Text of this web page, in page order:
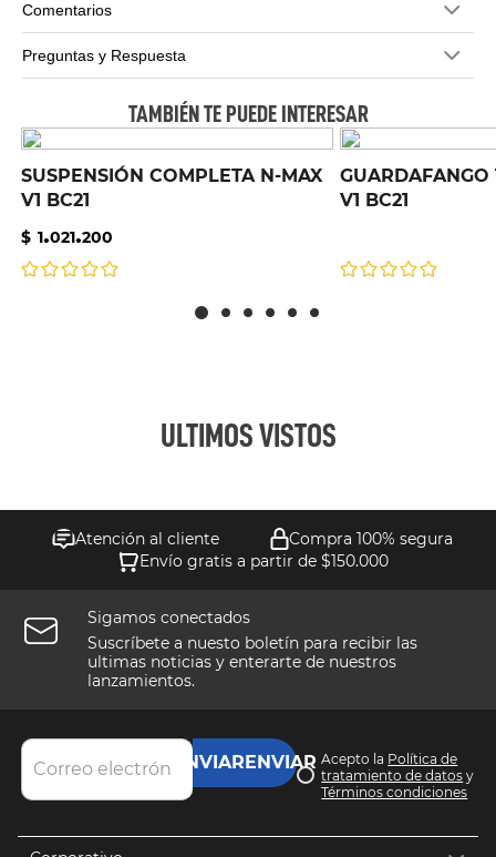
Comentarios
Preguntas y Respuesta
TAMBIÉN TE PUEDE INTERESAR
SUSPENSIÓN COMPLETA N-MAX
V1 BC21
$ 1.021.200
GUARDAFANGO
V1 BC21
ULTIMOS VISTOS
Atención al cliente
Compra 100% segura
Envío gratis a partir de $150.000
Sigamos conectados
Suscríbete a nuesto boletín para recibir las
ultimas noticias y enterarte de nuestros
lanzamientos.
ENVIAR Acepto la Política de
tratamiento de datos y
Términos condiciones